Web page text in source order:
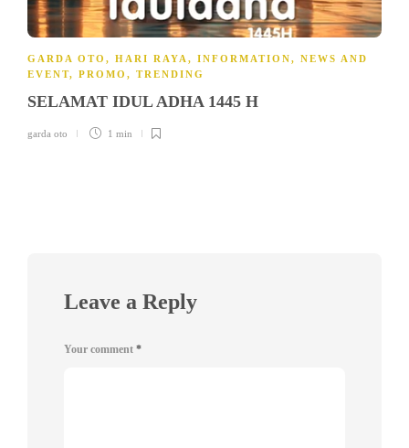
GARDA OTO , HARI RAYA , INFORMATION, NEWS AND
EVENT, PROMO , TRENDING
SELAMAT IDUL ADHA 1445 H
garda oto 1 min
Leave a Reply
Your comment *